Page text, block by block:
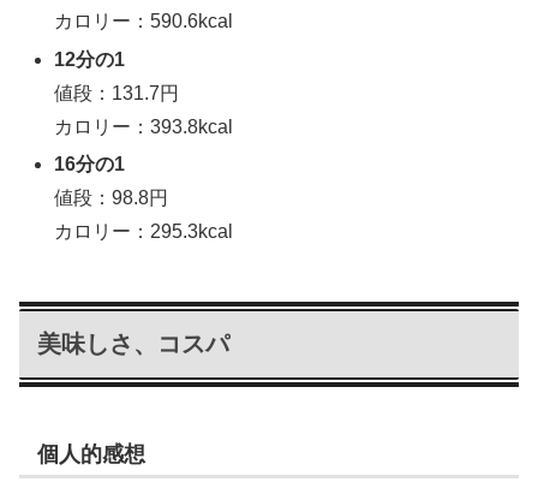
カロリー：590.6kcal
12分の1
値段：131.7円
カロリー：393.8kcal
16分の1
値段：98.8円
カロリー：295.3kcal
美味しさ、コスパ
個人的感想